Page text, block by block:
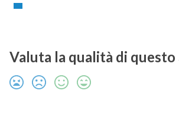
Valuta la qualità di